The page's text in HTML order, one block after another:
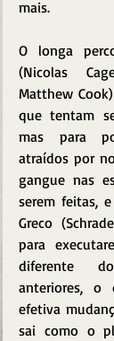
mais.
O longa
(Nicolas
Matthew
que tentam
mas para
atraídos por
gangue nas
serem feitas,
Greco
para
diferente
anteriores, o
efetiva
sai como o